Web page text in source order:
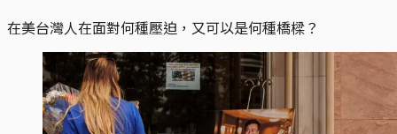
在美台灣人在面對何種壓迫，又可以是何種橋樑？